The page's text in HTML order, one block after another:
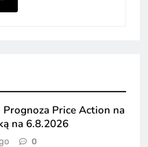
Prognoza Price Action na
na 6.8.2026
0